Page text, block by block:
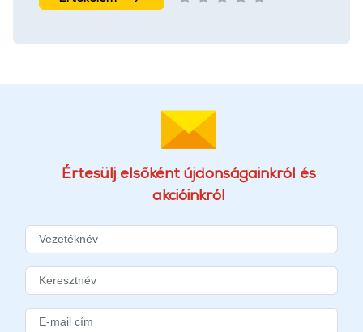
Értesülj elsőként újdonságainkról és
akcióinkról